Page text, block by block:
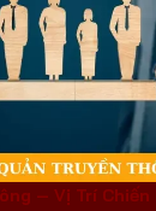
– Vị Trí